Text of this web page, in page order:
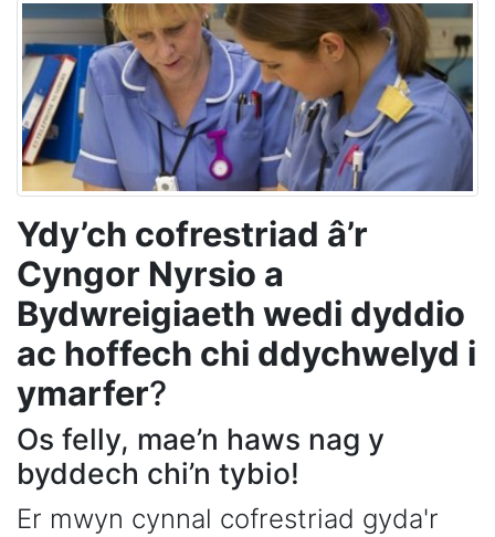
Ydy’ch cofrestriad â’r
Cyngor Nyrsio a
Bydwreigiaeth wedi dyddio
ac hoffech chi ddychwelyd i
ymarfer?
Os felly, mae’n haws nag y
byddech chi’n tybio!
Er mwyn cynnal cofrestriad gyda'r